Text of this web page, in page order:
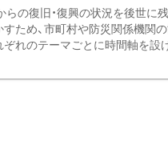
の復旧・復興の状況を後世に
ため、市町村や防災関係機関
れのテーマごとに時間軸を